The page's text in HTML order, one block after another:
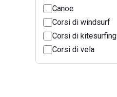
Canoe
Corsi di windsurf
Corsi di kitesurfing
Corsi di vela